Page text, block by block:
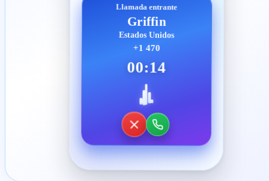
Llamada entrante
Griffin
Estados Unidos
+1 470
00:14